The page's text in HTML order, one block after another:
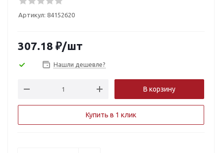
Артикул: 84152620
307.18 ₽/шт
Нашли дешевле?
В корзину
Купить в 1 клик